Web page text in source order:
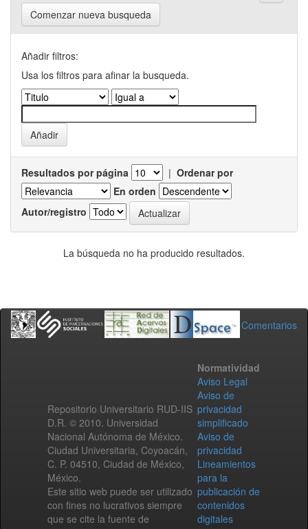
Comenzar nueva busqueda
Añadir filtros:
Usa los filtros para afinar la busqueda.
Resultados por página | Ordenar por
En orden
Autor/registro
La búsqueda no ha producido resultados.
Comentarios
Repositorio Universitario RUD-IIS
D.R. © 2010. Universidad
Nacional Autónoma de México.
Ciudad Universitaria, Coyoacán,
C. P. 04510, Ciudad de México,
México.
Este sitio web puede ser utilizado
con fines no lucrativos siempre
que se cite la fuente de
Normatividad
Aviso Legal
Aviso de
privacidad
simplificado
Aviso de
privacidad
Lineamientos
para la
publicación de
contenidos
digitales